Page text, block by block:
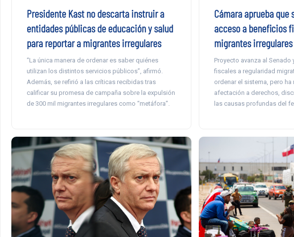
Presidente Kast no descarta instruir a
entidades públicas de educación y salud
para reportar a migrantes irregulares
“La única manera de ordenar es saber quiénes
utilizan los distintos servicios públicos”, afirmó.
Además, se refirió a las críticas recibidas tras
calificar su promesa de campaña sobre la expulsión
de 300 mil migrantes irregulares como “metáfora”.
Cámara aprueba que
acceso a beneficios
migrantes irregulares
Proyecto avanza al
fiscales a regularidad
ordenar el sistema, pero
afectación a derechos,
las causas profundas del